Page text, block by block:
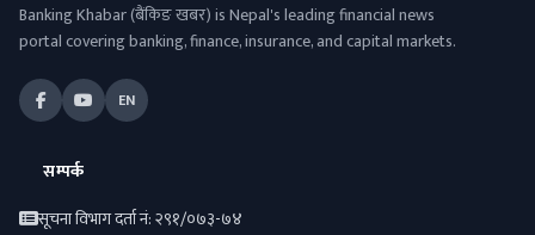
Banking Khabar (बैंकिङ खबर) is Nepal's leading financial news
portal covering banking, finance, insurance, and capital markets.
EN
सम्पर्क
सूचना विभाग दर्ता नं: २९१/०७३-७४